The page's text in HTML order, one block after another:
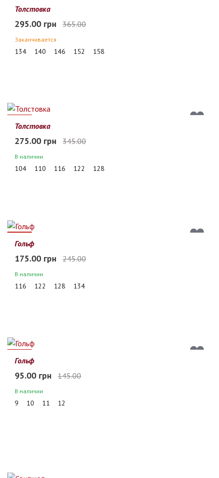
19%
Толстовка
295.00 грн 365.00
Заканчивается
134 140 146 152 158
20%
Толстовка
275.00 грн 345.00
В наличии
104 110 116 122 128
29%
Гольф
175.00 грн 245.00
В наличии
116 122 128 134
34%
Гольф
95.00 грн 145.00
В наличии
9 10 11 12